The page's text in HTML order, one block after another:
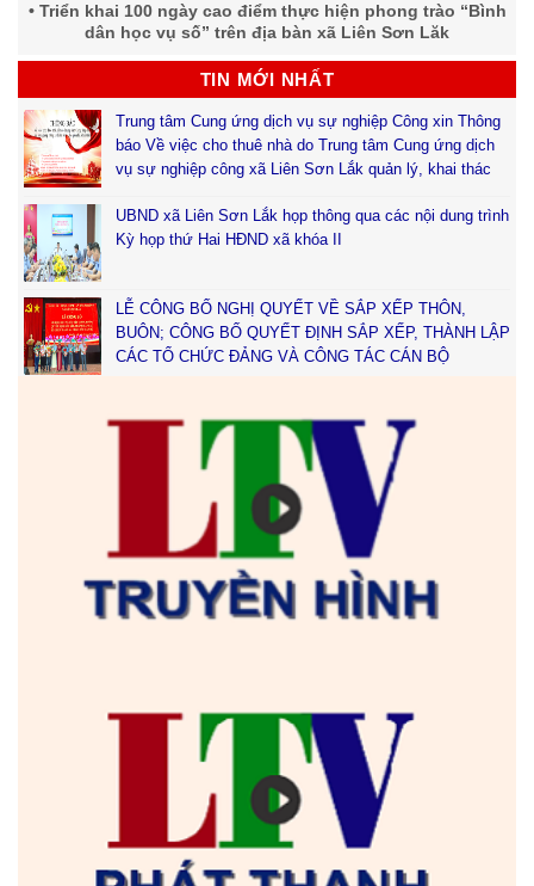
Triển khai 100 ngày cao điểm thực hiện phong trào “Bình
dân học vụ số” trên địa bàn xã Liên Sơn Lăk
TIN MỚI NHẤT
Trung tâm Cung ứng dịch vụ sự nghiệp Công xin Thông
báo Về việc cho thuê nhà do Trung tâm Cung ứng dịch
vụ sự nghiệp công xã Liên Sơn Lắk quản lý, khai thác
UBND xã Liên Sơn Lắk họp thông qua các nội dung trình
Kỳ họp thứ Hai HĐND xã khóa II
LỄ CÔNG BỐ NGHỊ QUYẾT VỀ SẮP XẾP THÔN,
BUÔN; CÔNG BỐ QUYẾT ĐỊNH SẮP XẾP, THÀNH LẬP
CÁC TỔ CHỨC ĐẢNG VÀ CÔNG TÁC CÁN BỘ